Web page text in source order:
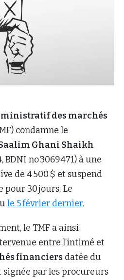
des marchés
condamne le
Ghani Shaikh
no 3069471) à une
de 4 500 $ et suspend
pour 30 jours. Le
le 5 février dernier.
le TMF a ainsi
entre l’intimé et
financiers datée du
signée par les procureurs